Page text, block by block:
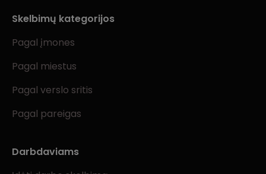
Skelbimų kategorijos
Pagal įmones
Pagal miestus
Pagal verslo sritis
Pagal pareigas
Darbdaviams